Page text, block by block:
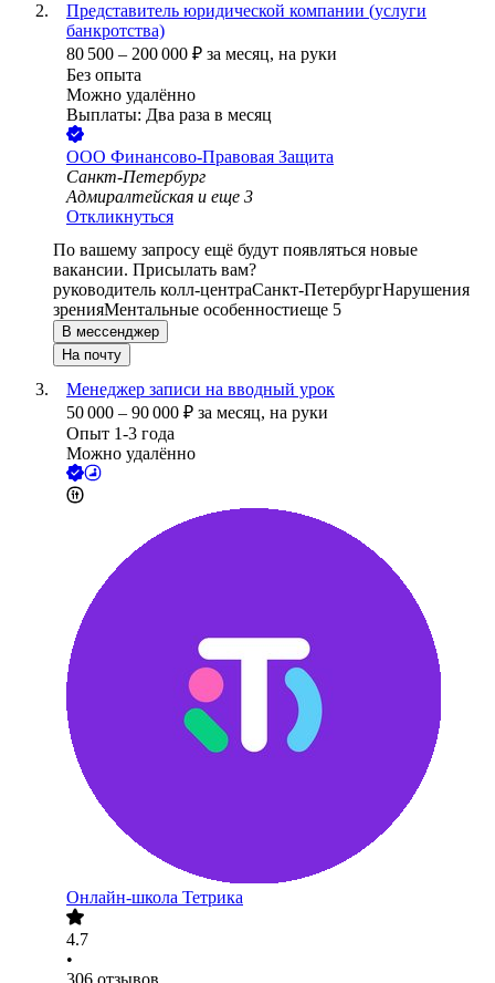
Представитель юридической компании (услуги
банкротства)
80 500 – 200 000 ₽ за месяц, на руки
Без опыта
Можно удалённо
Выплаты: Два раза в месяц
ООО Финансово-Правовая Защита
Санкт-Петербург
Адмиралтейская и еще 3
Откликнуться
По вашему запросу ещё будут появляться новые
вакансии. Присылать вам?
руководитель колл-центраСанкт-ПетербургНарушения
зренияМентальные особенностиеще 5
В мессенджер
На почту
Менеджер записи на вводный урок
50 000 – 90 000 ₽ за месяц, на руки
Опыт 1-3 года
Можно удалённо
Онлайн-школа Тетрика
4.7
•